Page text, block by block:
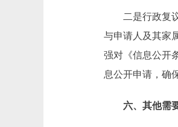
二是行政复议
与申请人及其家
强对《信息公开
息公开申请，确
六、其他需